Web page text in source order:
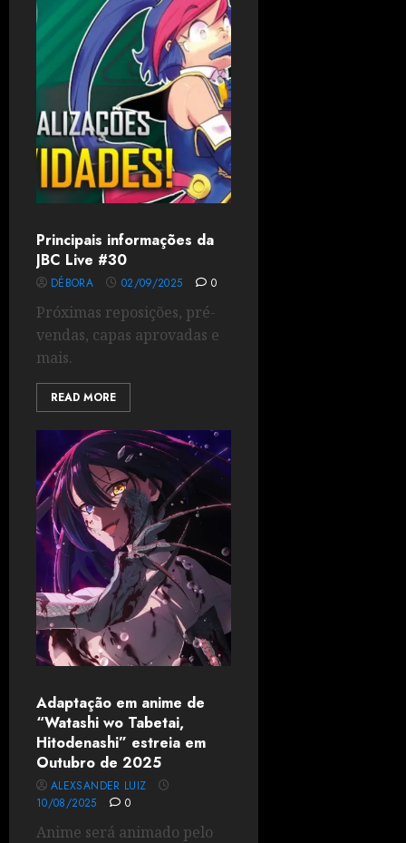
Principais informações da
JBC Live #30
DÉBORA 02/09/2025 0
Próximas reposições, pré-
vendas, capas aprovadas e
mais.
READ MORE
Adaptação em anime de
“Watashi wo Tabetai,
Hitodenashi” estreia em
Outubro de 2025
ALEXSANDER LUIZ
10/08/2025
0
Anime será animado pelo